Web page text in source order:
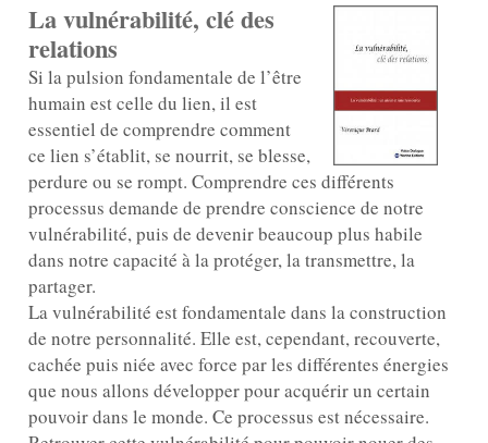
La vulnérabilité, clé des
relations
Si la pulsion fondamentale de l’être
humain est celle du lien, il est
essentiel de comprendre comment
ce lien s’établit, se nourrit, se blesse,
perdure ou se rompt. Comprendre ces différents
processus demande de prendre conscience de notre
vulnérabilité, puis de devenir beaucoup plus habile
dans notre capacité à la protéger, la transmettre, la
partager.
La vulnérabilité est fondamentale dans la construction
de notre personnalité. Elle est, cependant, recouverte,
cachée puis niée avec force par les différentes énergies
que nous allons développer pour acquérir un certain
pouvoir dans le monde. Ce processus est nécessaire.